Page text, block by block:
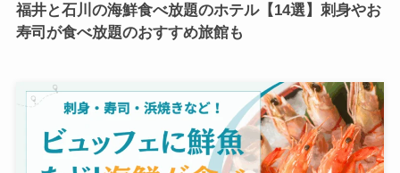
福井と石川の海鮮食べ放題のホテル【14選】刺身やお
寿司が食べ放題のおすすめ旅館も